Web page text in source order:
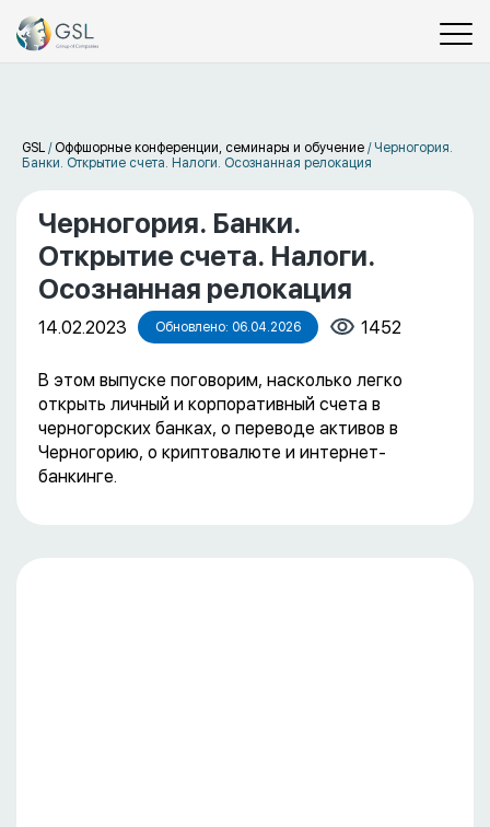
GSL / Оффшорные конференции, семинары и обучение /Черногория.
Банки. Открытие счета. Налоги. Осознанная релокация
Черногория. Банки.
Открытие счета. Налоги.
Осознанная релокация
14.02.2023 Обновлено: 06.04.2026 1452
В этом выпуске поговорим, насколько легко
открыть личный и корпоративный счета в
черногорских банках, о переводе активов в
Черногорию, о криптовалюте и интернет-
банкинге.